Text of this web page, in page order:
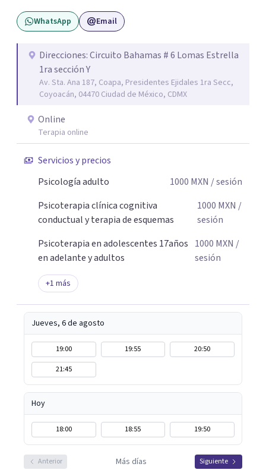
ocurriendo y trabajaremos con herramientas respaldadas
por la evidencia para ayudarte a recuperar tu bienestar.
parejas que desean superar la ansiedad, la depresión, el
estrés, los duelos, fortalecer su autoestima, establecer
límites saludables, mejorar sus relaciones y afrontar los
desafíos de la vida con mayor seguridad y equilibrio. Será
un privilegio acompañarte en este camino hacia una vida
con mayor bienestar y tranquilidad.
WhatsApp Email
Direcciones: Circuito Bahamas # 6 Lomas Estrella
1ra sección Y
Av. Sta. Ana 187, Coapa, Presidentes Ejidales 1ra Secc,
Coyoacán, 04470 Ciudad de México, CDMX
Online
Terapia online
Servicios y precios
Psicología adulto
1000 MXN / sesión
Psicoterapia clínica cognitiva
conductual y terapia de esquemas
1000 MXN /
sesión
Psicoterapia en adolescentes 17años
en adelante y adultos
1000 MXN /
sesión
+1 más
Jueves, 6 de agosto
19:00 19:55
20:50
21:45
Hoy
18:00 18:55 19:50
Anterior Más días Siguiente